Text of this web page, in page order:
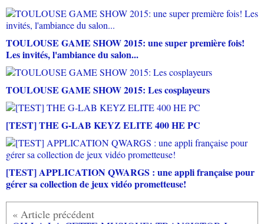
TOULOUSE GAME SHOW 2015: une super première fois!
Les invités, l'ambiance du salon...
TOULOUSE GAME SHOW 2015: Les cosplayeurs
[TEST] THE G-LAB KEYZ ELITE 400 HE PC
[TEST] APPLICATION QWARGS : une appli française pour
gérer sa collection de jeux vidéo prometteuse!